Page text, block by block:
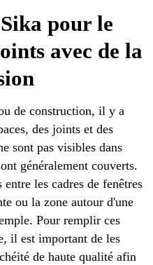
pour le
avec de la
de construction, il y a
des joints et des
sont pas visibles dans
généralement couverts.
les cadres de fenêtres
ou la zone autour d'une
Pour remplir ces
il est important de les
de haute qualité afin